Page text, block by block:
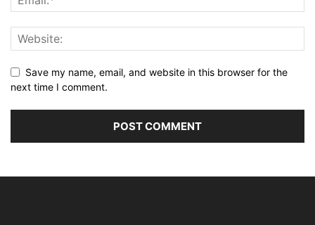
Save my name, email, and website in this browser for the
next time I comment.